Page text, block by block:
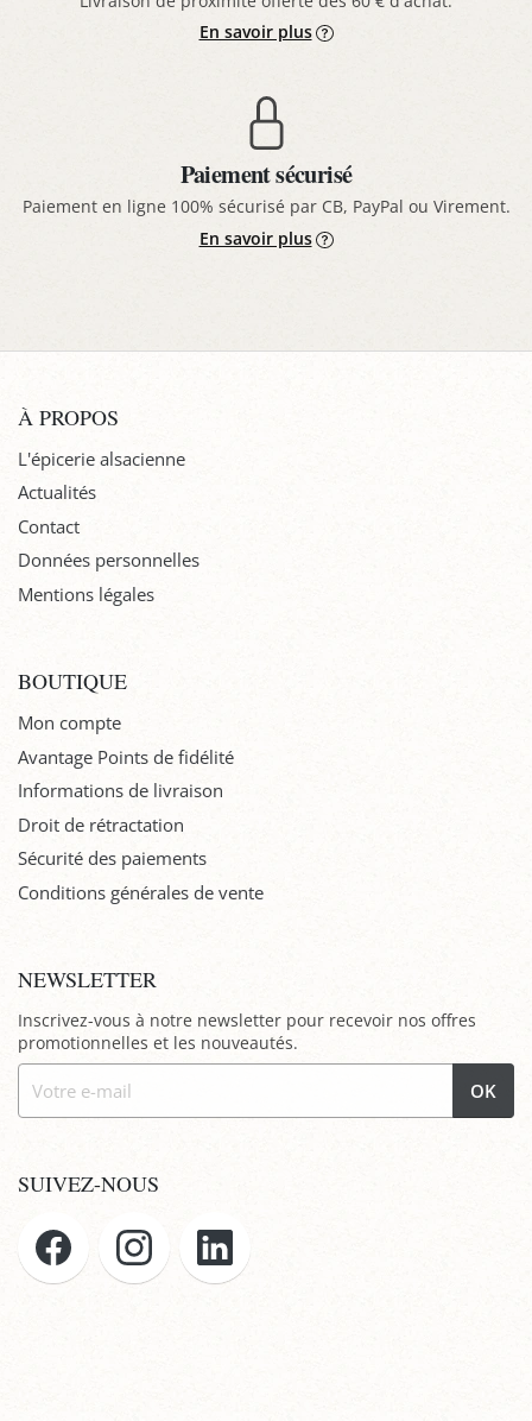
En savoir plus
Paiement sécurisé
Paiement en ligne 100% sécurisé par CB, PayPal ou Virement.
En savoir plus
À PROPOS
L'épicerie alsacienne
Actualités
Contact
Données personnelles
Mentions légales
BOUTIQUE
Mon compte
Avantage Points de fidélité
Informations de livraison
Droit de rétractation
Sécurité des paiements
Conditions générales de vente
NEWSLETTER
Inscrivez-vous à notre newsletter pour recevoir nos offres
promotionnelles et les nouveautés.
OK
SUIVEZ-NOUS